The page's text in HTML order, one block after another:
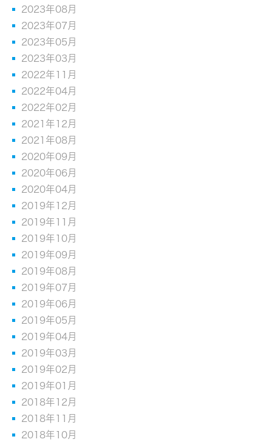
2023年08月
2023年07月
2023年05月
2023年03月
2022年11月
2022年04月
2022年02月
2021年12月
2021年08月
2020年09月
2020年06月
2020年04月
2019年12月
2019年11月
2019年10月
2019年09月
2019年08月
2019年07月
2019年06月
2019年05月
2019年04月
2019年03月
2019年02月
2019年01月
2018年12月
2018年11月
2018年10月